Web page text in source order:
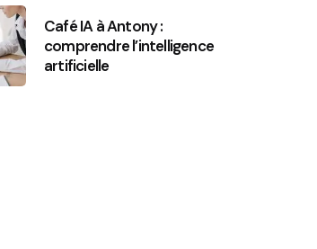
Café IA à Antony :
comprendre l’intelligence
artificielle